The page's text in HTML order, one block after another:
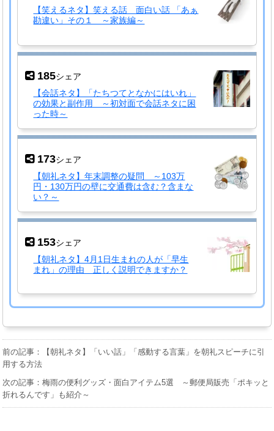
【笑えるネタ】笑える話 面白い話 「あぁ
勘違い」その１ ～家族編～
185シェア
【会話ネタ】「たちつてとなかにはいれ」
の効果と副作用 ～初対面で会話ネタに困
った時～
173シェア
【朝礼ネタ】年末調整の疑問 ～103万
円・130万円の壁に交通費は含む？含まな
い？～
153シェア
【朝礼ネタ】4月1日生まれの人が「早生
まれ」の理由 正しく説明できますか？
前の記事：【朝礼ネタ】「いい話」「感動する言葉」を朝礼スピーチに引
用する方法
次の記事：梅雨の便利グッズ・面白アイテム5選 ～郵便局販売「ポキッと
折れるんです」も紹介～